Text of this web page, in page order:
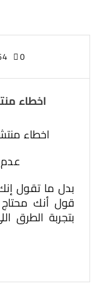
0
اخطاء
اخطاء
1.
بدل ما تقول
قول أنك
بتجربة